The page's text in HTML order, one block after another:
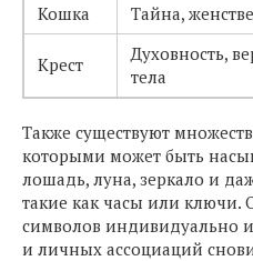
Кошка
Тайна,
Крест
Духовность,
тела
Также существуют
которыми может быть
лошадь, луна, зеркало и
такие как часы или ключи.
символов индивидуально и
и личных ассоциаций